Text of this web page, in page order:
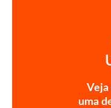
Veja
uma